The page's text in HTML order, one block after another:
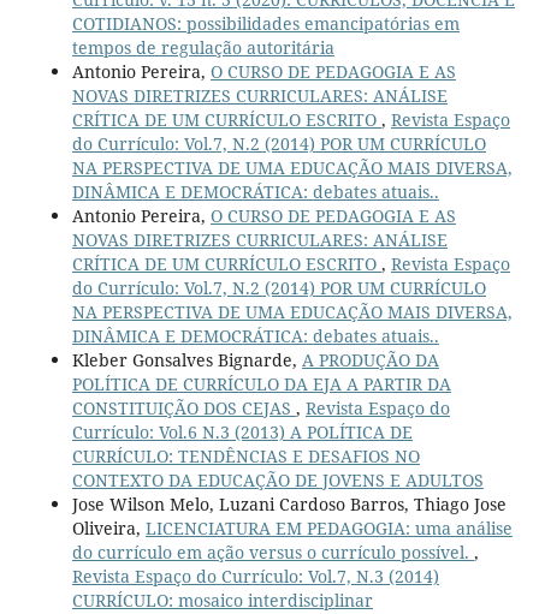
COTIDIANOS: possibilidades emancipatórias em
tempos de regulação autoritária
Antonio Pereira, O CURSO DE PEDAGOGIA E AS
NOVAS DIRETRIZES CURRICULARES: ANÁLISE
CRÍTICA DE UM CURRÍCULO ESCRITO , Revista Espaço
do Currículo: Vol.7, N.2 (2014) POR UM CURRÍCULO
NA PERSPECTIVA DE UMA EDUCAÇÃO MAIS DIVERSA,
DINÂMICA E DEMOCRÁTICA: debates atuais..
Antonio Pereira, O CURSO DE PEDAGOGIA E AS
NOVAS DIRETRIZES CURRICULARES: ANÁLISE
CRÍTICA DE UM CURRÍCULO ESCRITO , Revista Espaço
do Currículo: Vol.7, N.2 (2014) POR UM CURRÍCULO
NA PERSPECTIVA DE UMA EDUCAÇÃO MAIS DIVERSA,
DINÂMICA E DEMOCRÁTICA: debates atuais..
Kleber Gonsalves Bignarde, A PRODUÇÃO DA
POLÍTICA DE CURRÍCULO DA EJA A PARTIR DA
CONSTITUIÇÃO DOS CEJAS , Revista Espaço do
Currículo: Vol.6 N.3 (2013) A POLÍTICA DE
CURRÍCULO: TENDÊNCIAS E DESAFIOS NO
CONTEXTO DA EDUCAÇÃO DE JOVENS E ADULTOS
Jose Wilson Melo, Luzani Cardoso Barros, Thiago Jose
Oliveira, LICENCIATURA EM PEDAGOGIA: uma análise
do currículo em ação versus o currículo possível. ,
Revista Espaço do Currículo: Vol.7, N.3 (2014)
CURRÍCULO: mosaico interdisciplinar